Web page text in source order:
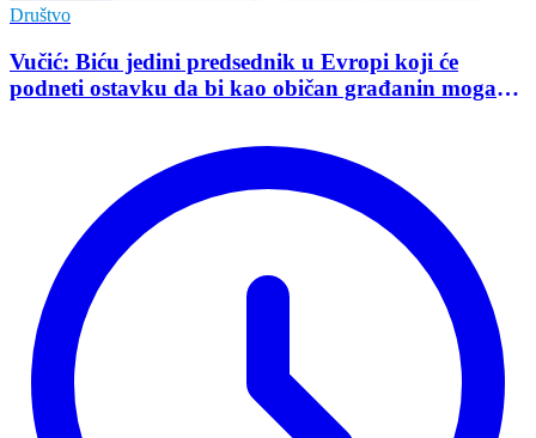
Društvo
Vučić: Biću jedini predsednik u Evropi koji će
podneti ostavku da bi kao običan građanin mogao